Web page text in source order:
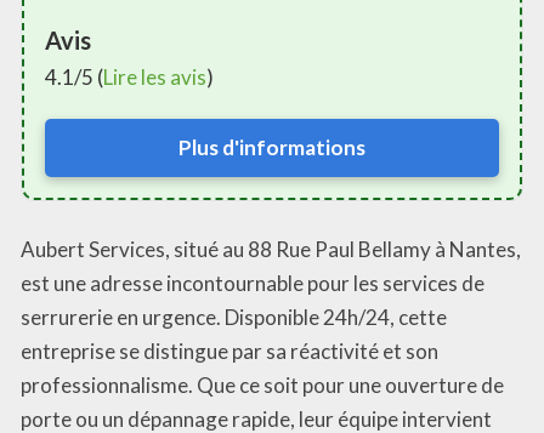
Avis
4.1/5 (Lire les avis)
Plus d'informations
Aubert Services, situé au 88 Rue Paul Bellamy à Nantes,
est une adresse incontournable pour les services de
serrurerie en urgence. Disponible 24h/24, cette
entreprise se distingue par sa réactivité et son
professionnalisme. Que ce soit pour une ouverture de
porte ou un dépannage rapide, leur équipe intervient